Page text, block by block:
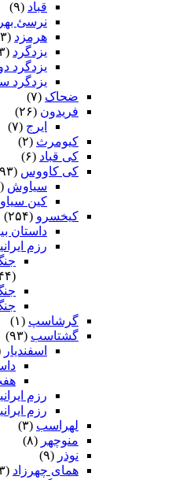
قباد (۹)
نرسئ
هرمزد (۱۳)
یزدگرد (۳)
یزدگرد
یزدگرد
ضحاک (۷)
فریدون (۲۶)
ایرج (۷)
کیومرث (۲)
کی قباد (۶)
کی کاووس (۹۳)
سیاوش (۵۸)
کین
کیخسرو (۲۵۴)
داستان
رزم
(۴۴)
گرشاسپ (۱)
گشتاسب (۹۳)
اسفندیار
رزم
رزم
لهراسب (۳)
منوچهر (۸)
نوذر (۹)
هماى چهرزاد (۳)